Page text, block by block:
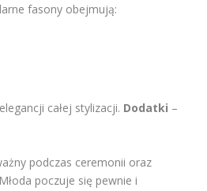
fasony obejmują:
całej stylizacji. Dodatki –
podczas ceremonii oraz
poczuje się pewnie i